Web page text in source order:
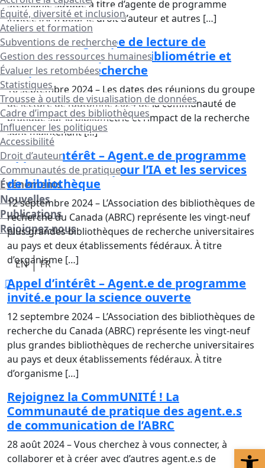
Équité, diversité et inclusion
Ateliers et formation
Subventions de recherche
Gestion des ressources humaines
Évaluer les retombées
Statistiques
Trousse à outils de visualisation de données
Cadre d’impact des bibliothèques
Influencer les politiques
Accessibilité
Droit d’auteur
Communautés de pratique
Événements
Nouvelles
Publications
Rejoignez-nous
EN FR
Stephanie Savage à titre d’agente de programme
invitée (API) pour le droit d’auteur et autres […]
Réunions du groupe de lecture de
l’automne 2024 pour la bibliométrie et
l’impact de la recherche
16 septembre 2024 – Les dates des réunions du groupe
de lecture de l’automne 2024 de la communauté de
pratique sur la bibliométrie et l’impact de la recherche
sont maintenant […]
Appel d’intérêt – Agent.e de programme
invité.e de l’ABRC pour l’IA et les services
de bibliothèque
12 septembre 2024 – L’Association des bibliothèques de
recherche du Canada (ABRC) représente les vingt-neuf
plus grandes bibliothèques de recherche universitaires
au pays et deux établissements fédéraux. À titre
d’organisme […]
Appel d’intérêt – Agent.e de programme
invité.e pour la science ouverte
12 septembre 2024 – L’Association des bibliothèques de
recherche du Canada (ABRC) représente les vingt-neuf
plus grandes bibliothèques de recherche universitaires
au pays et deux établissements fédéraux. À titre
d’organisme […]
Rejoignez la CommUNITÉ ! La
Communauté de pratique des agent.e.s
de communication de l’ABRC
28 août 2024 – Vous cherchez à vous connecter, à
collaborer et à créer avec d’autres agent.e.s de